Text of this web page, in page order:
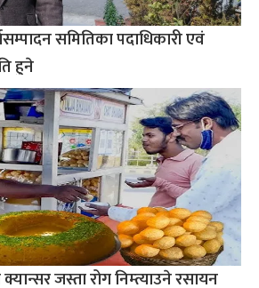
समितिका पदाधिकारी एवं
हुने
जस्ता रोग निम्त्याउने रसायन